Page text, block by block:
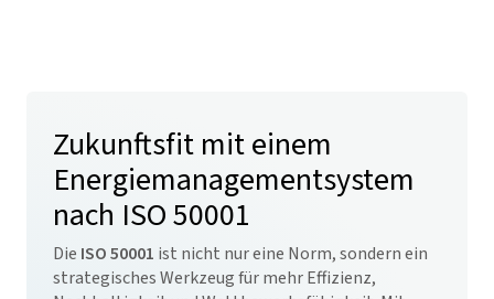
Zukunftsfit mit einem
Energiemanagement­system
nach ISO 50001
Die ISO 50001 ist nicht nur eine Norm, sondern ein
strategisches Werkzeug für mehr Effizienz,